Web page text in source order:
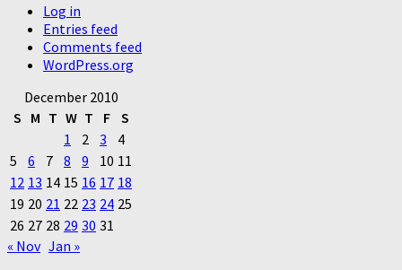
Log in
Entries feed
Comments feed
WordPress.org
December 2010
S M T W T F S
1
2 3
4
5
6 7 8 9 10 11
12 13 14 15 16 17 18
19 20 21 22 23 24 25
26 27 28 29 30 31
« Nov Jan »